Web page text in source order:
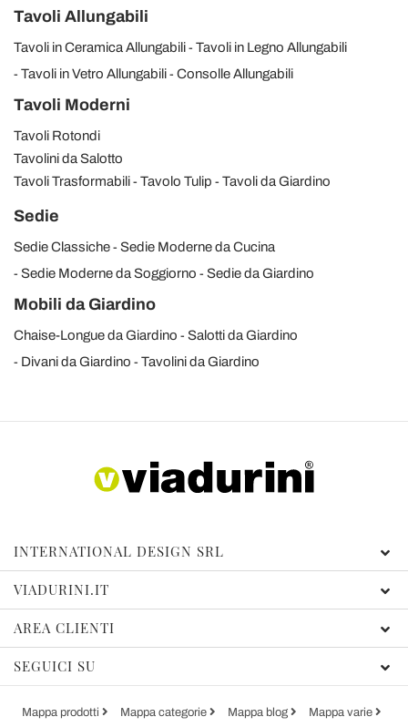
Tavoli Allungabili
Tavoli in Ceramica Allungabili
Tavoli in Legno Allungabili
Tavoli in Vetro Allungabili
Consolle Allungabili
Tavoli Moderni
Tavoli Rotondi
Tavolini da Salotto
Tavoli Trasformabili
Tavolo Tulip Tavoli da Giardino
Sedie
Sedie Classiche
Sedie Moderne da Cucina
Sedie Moderne da Soggiorno
Sedie da Giardino
Mobili da Giardino
Chaise-Longue da Giardino
Salotti da Giardino
Divani da Giardino
Tavolini da Giardino
INTERNATIONAL DESIGN SRL
VIADURINI.IT
AREA CLIENTI
SEGUICI SU
Mappa prodotti Mappa categorie Mappa blog Mappa varie